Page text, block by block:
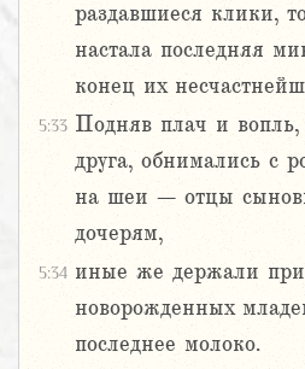
раздавшиеся клики,
настала последняя
конец их
5:33 Подняв плач и вопль,
друга, обнимались с
на шеи – отцы
дочерям,
5:34 иные же держали при
новорожденных
последнее молоко.